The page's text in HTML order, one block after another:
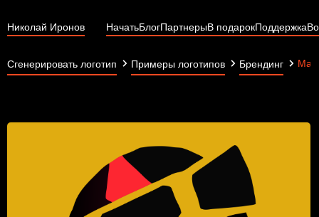
Николай Иронов НачатьБлогПартнерыВ подарокПоддержка
Сгенерировать логотип Примеры логотипов Брендинг